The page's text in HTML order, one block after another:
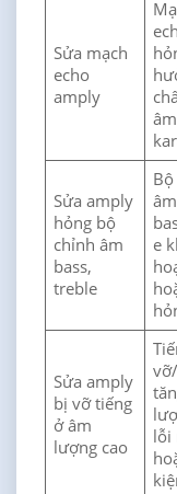
Sửa mạch
echo
amply
Sửa amply
hỏng bộ
chỉnh âm
bass,
treble
âm
e
Sửa amply
bị vỡ tiếng
ở âm
lượng cao
lỗi